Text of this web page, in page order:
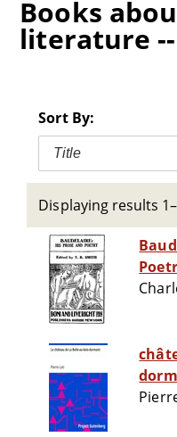
Books
literature
Sort By:
Title
Displaying results